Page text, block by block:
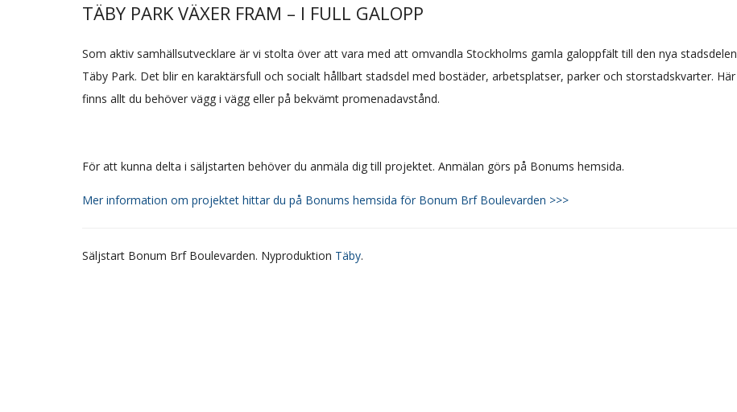
TÄBY PARK VÄXER FRAM – I FULL GALOPP
Som aktiv samhällsutvecklare är vi stolta över att vara med att omvandla Stockholms gamla galoppfält till den nya stadsdelen
Täby Park. Det blir en karaktärsfull och socialt hållbart stadsdel med bostäder, arbetsplatser, parker och storstadskvarter. Här
finns allt du behöver vägg i vägg eller på bekvämt promenadavstånd.
För att kunna delta i säljstarten behöver du anmäla dig till projektet. Anmälan görs på Bonums hemsida.
Mer information om projektet hittar du på Bonums hemsida för Bonum Brf Boulevarden >>>
Säljstart Bonum Brf Boulevarden. Nyproduktion Täby.